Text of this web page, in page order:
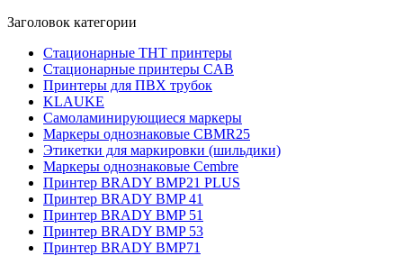
Заголовок категории
Стационарные THT принтеры
Стационарные принтеры CAB
Принтеры для ПВХ трубок
KLAUKE
Самоламинирующиеся маркеры
Маркеры однознаковые CBMR25
Этикетки для маркировки (шильдики)
Маркеры однознаковые Cembre
Принтер BRADY BMP21 PLUS
Принтер BRADY BMP 41
Принтер BRADY BMP 51
Принтер BRADY BMP 53
Принтер BRADY BMP71